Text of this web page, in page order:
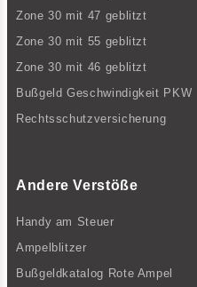
Zone 30 mit 47 geblitzt
Zone 30 mit 55 geblitzt
Zone 30 mit 46 geblitzt
Bußgeld Geschwindigkeit PKW
Rechtsschutzversicherung
Andere Verstöße
Handy am Steuer
Ampelblitzer
Bußgeldkatalog Rote Ampel